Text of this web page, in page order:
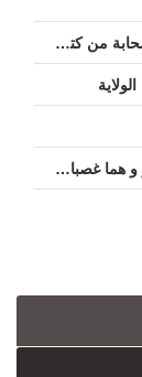
فضل علي بن ابي طالب عليه السلام على الصحابة من كتب العامة...
لماذا الامام علي (ع) يتعاون مع ابي بكر و عمر و هما غصبا الخلافة؟ ...